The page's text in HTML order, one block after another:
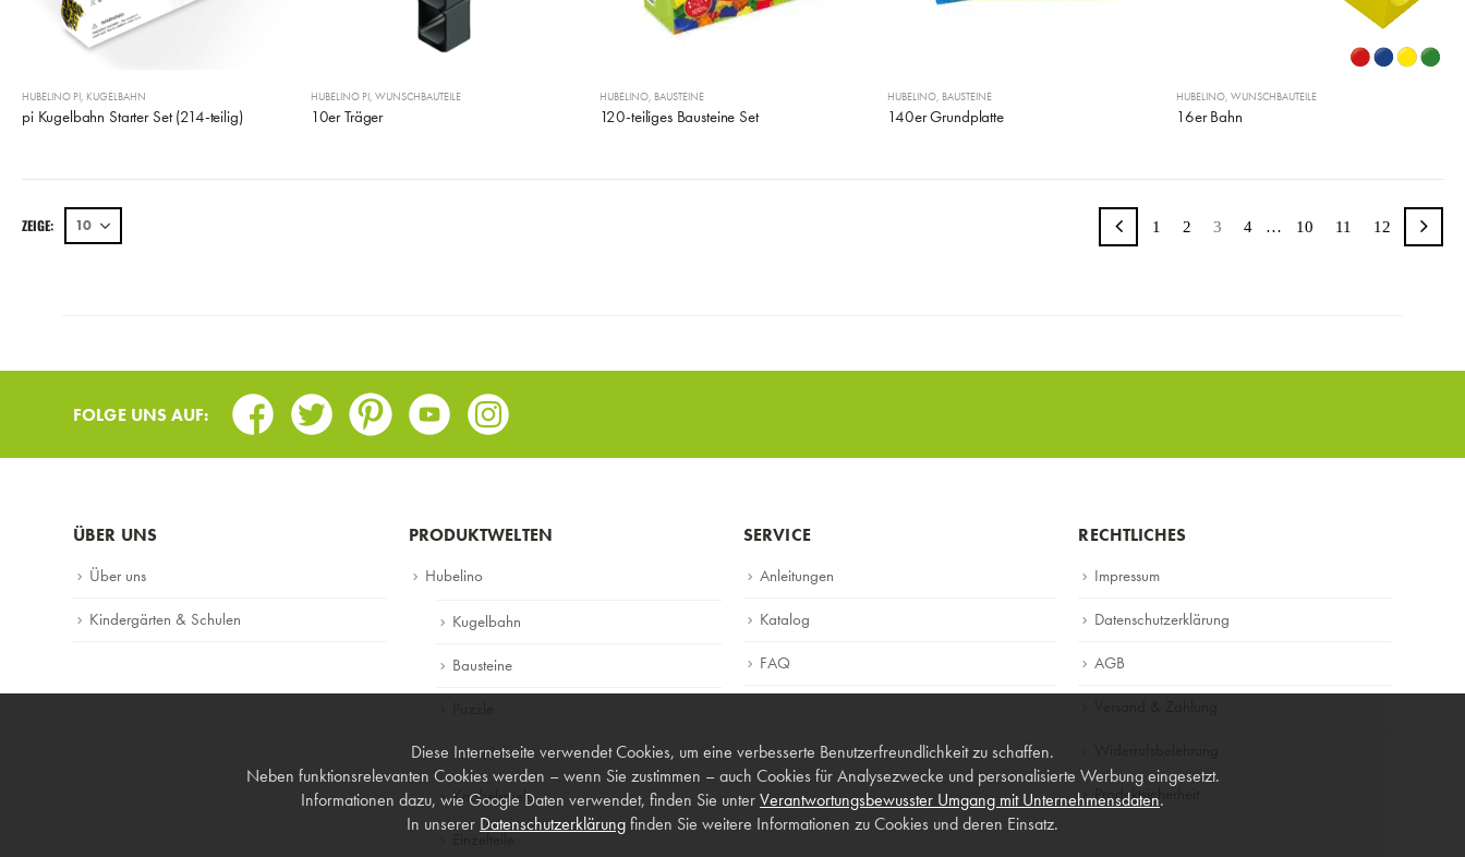
HUBELINO PI KUGELBAHN
pi Kugelbahn Starter Set (214-teilig)
HUBELINO PI, WUNSCHBAUTEILE
10er Träger
HUBELINO, BAUSTEINE
120-teiliges Bausteine Set
HUBELINO BAUSTEINE
140er Grundplatte
HUBELINO ,WUNSCHBAUTEILE
16er Bahn
ZEIGE: 1 2 3 4 … 10 11 12
FOLGE UNS AUF: Facebook
TwitterPinterestYoutubeInstagram
ÜBER UNS
Über uns
Kindergärten & Schulen
PRODUKTWELTEN
Hubelino
Kugelbahn
Bausteine
Lernspiele
Knobelspiele
Einzelteile
SERVICE
Anleitungen
Katalog
FAQ
RECHTLICHES
Impressum
Datenschutzerklärung
AGB
Produktsicherheit
Diese Internetseite verwendet Cookies, um eine verbesserte Benutzerfreundlichkeit zu schaffen.
Neben funktionsrelevanten Cookies werden – wenn Sie zustimmen – auch Cookies für Analysezwecke und personalisierte Werbung eingesetzt.
Informationen dazu, wie Google Daten verwendet, finden Sie unterVerantwortungsbewusster Umgang mit Unternehmensdaten.
In unserer Datenschutzerklärungfinden Sie weitere Informationen zu Cookies und deren Einsatz.